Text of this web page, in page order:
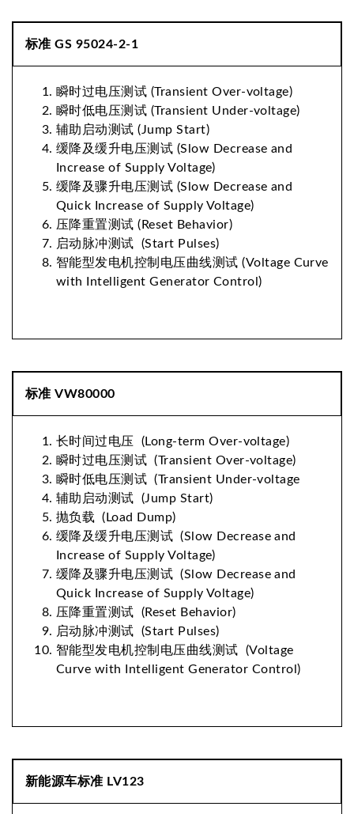
标准 GS 95024-2-1
瞬时过电压测试 (Transient Over-voltage)
瞬时低电压测试 (Transient Under-voltage)
辅助启动测试 (Jump Start)
缓降及缓升电压测试 (Slow Decrease and
Increase of Supply Voltage)
缓降及骤升电压测试 (Slow Decrease and
Quick Increase of Supply Voltage)
压降重置测试 (Reset Behavior)
启动脉冲测试 (Start Pulses)
智能型发电机控制电压曲线测试 (Voltage Curve
with Intelligent Generator Control)
标准 VW80000
长时间过电压 (Long-term Over-voltage)
瞬时过电压测试 (Transient Over-voltage)
瞬时低电压测试 (Transient Under-voltage
辅助启动测试 (Jump Start)
抛负载 (Load Dump)
缓降及缓升电压测试 (Slow Decrease and
Increase of Supply Voltage)
缓降及骤升电压测试 (Slow Decrease and
Quick Increase of Supply Voltage)
压降重置测试 (Reset Behavior)
启动脉冲测试 (Start Pulses)
智能型发电机控制电压曲线测试 (Voltage
Curve with Intelligent Generator Control)
新能源车标准 LV123